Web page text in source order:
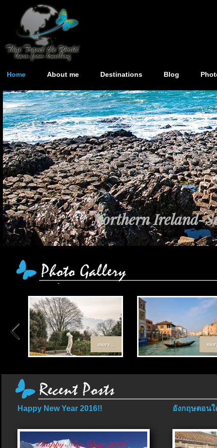
Home About me Destinations Blog
Northern Ireland-
more...
Happy New Year 2016!! อังกฤษตอนใ